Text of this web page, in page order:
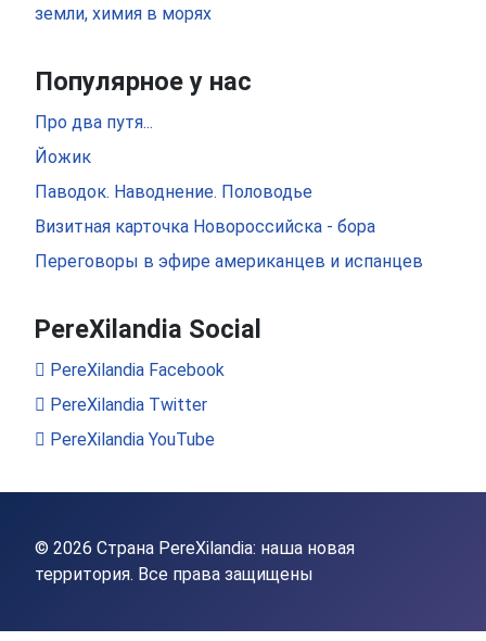
земли, химия в морях
Популярное у нас
Про два путя...
Йожик
Паводок. Наводнение. Половодье
Визитная карточка Новороссийска - бора
Переговоры в эфире американцев и испанцев
PereXilandia Social
PereXilandia Facebook
PereXilandia Twitter
PereXilandia YouTube
© 2026 Страна PereXilandia: наша новая
территория. Все права защищены